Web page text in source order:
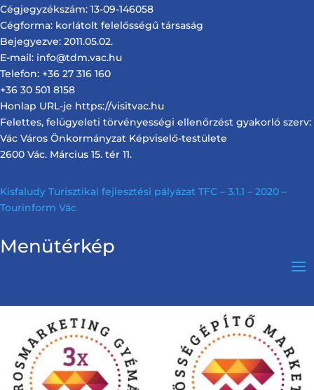
Cégjegyzékszám: 13-09-146058
Cégforma: korlátolt felelősségű társaság
Bejegyezve: 2011.05.02.
E-mail: info@tdm.vac.hu
Telefon: +36 27 316 160
+36 30 501 8158
Honlap URL-je https://visitvac.hu
Felettes, felügyeleti törvényességi ellenőrzést gyakorló szerv:
Vác Város Önkormányzat Képviselő-testülete
2600 Vác. Március 15. tér 11.
Kisfaludy Turisztikai fejlesztési pályázat TFC – 3.1.1 – 2020 –
Tourinform Vác
Menütérkép